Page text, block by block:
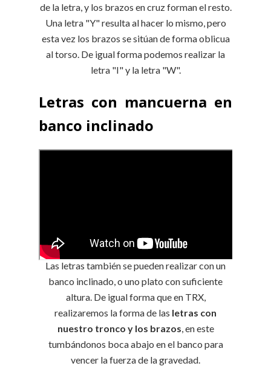
de la letra, y los brazos en cruz forman el resto.
Una letra "Y" resulta al hacer lo mismo, pero
esta vez los brazos se sitúan de forma oblicua
al torso. De igual forma podemos realizar la
letra "I" y la letra "W".
Letras con mancuerna en
banco inclinado
Las letras también se pueden realizar con un
banco inclinado, o uno plato con suficiente
altura. De igual forma que en TRX,
realizaremos la forma de las letras con
nuestro tronco y los brazos , en este
tumbándonos boca abajo en el banco para
vencer la fuerza de la gravedad.